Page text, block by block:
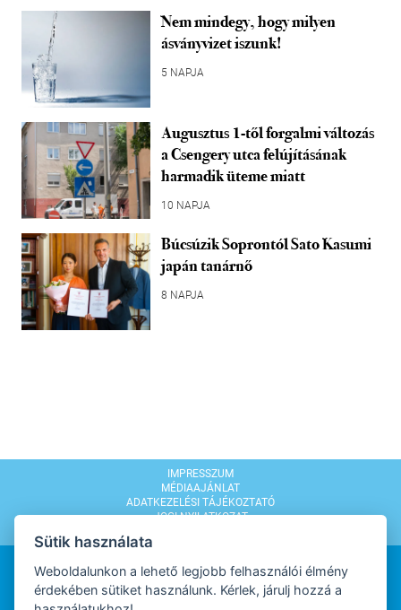
Nem mindegy, hogy milyen
ásványvizet iszunk!
5 NAPJA
Augusztus 1-től forgalmi változás
a Csengery utca felújításának
harmadik üteme miatt
10 NAPJA
Búcsúzik Soprontól Sato Kasumi
japán tanárnő
8 NAPJA
IMPRESSZUM
MÉDIAAJÁNLAT
ADATKEZELÉSI TÁJÉKOZTATÓ
JOGI NYILATKOZAT
Sütik használata
Weboldalunkon a lehető legjobb felhasználói élmény
érdekében sütiket használunk. Kérlek, járulj hozzá a